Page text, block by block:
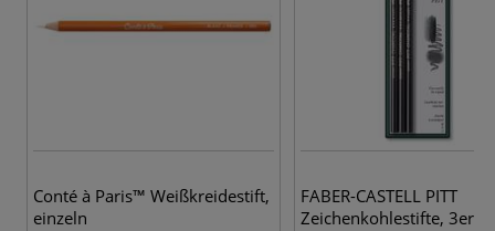
Conté à Paris™ Weißkreidestift,
einzeln
FABER-CASTELL PITT
Zeichenkohlestifte, 3er-